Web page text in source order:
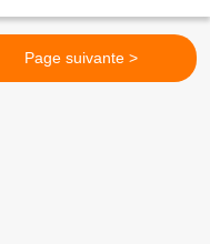
Page suivante >